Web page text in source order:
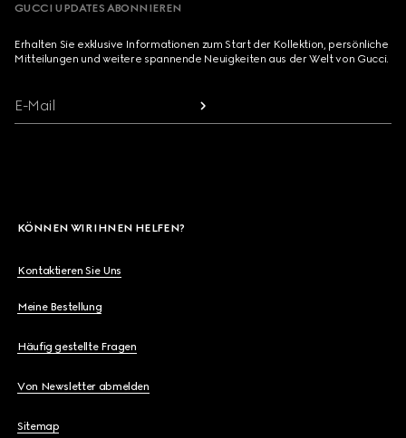
GUCCI UPDATES ABONNIEREN
Erhalten Sie exklusive Informationen zum Start der Kollektion, persönliche
Mitteilungen und weitere spannende Neuigkeiten aus der Welt von Gucci.
E-Mail
KÖNNEN WIR IHNEN HELFEN?
Kontaktieren Sie Uns
Meine Bestellung
Häufig gestellte Fragen
Von Newsletter abmelden
Sitemap